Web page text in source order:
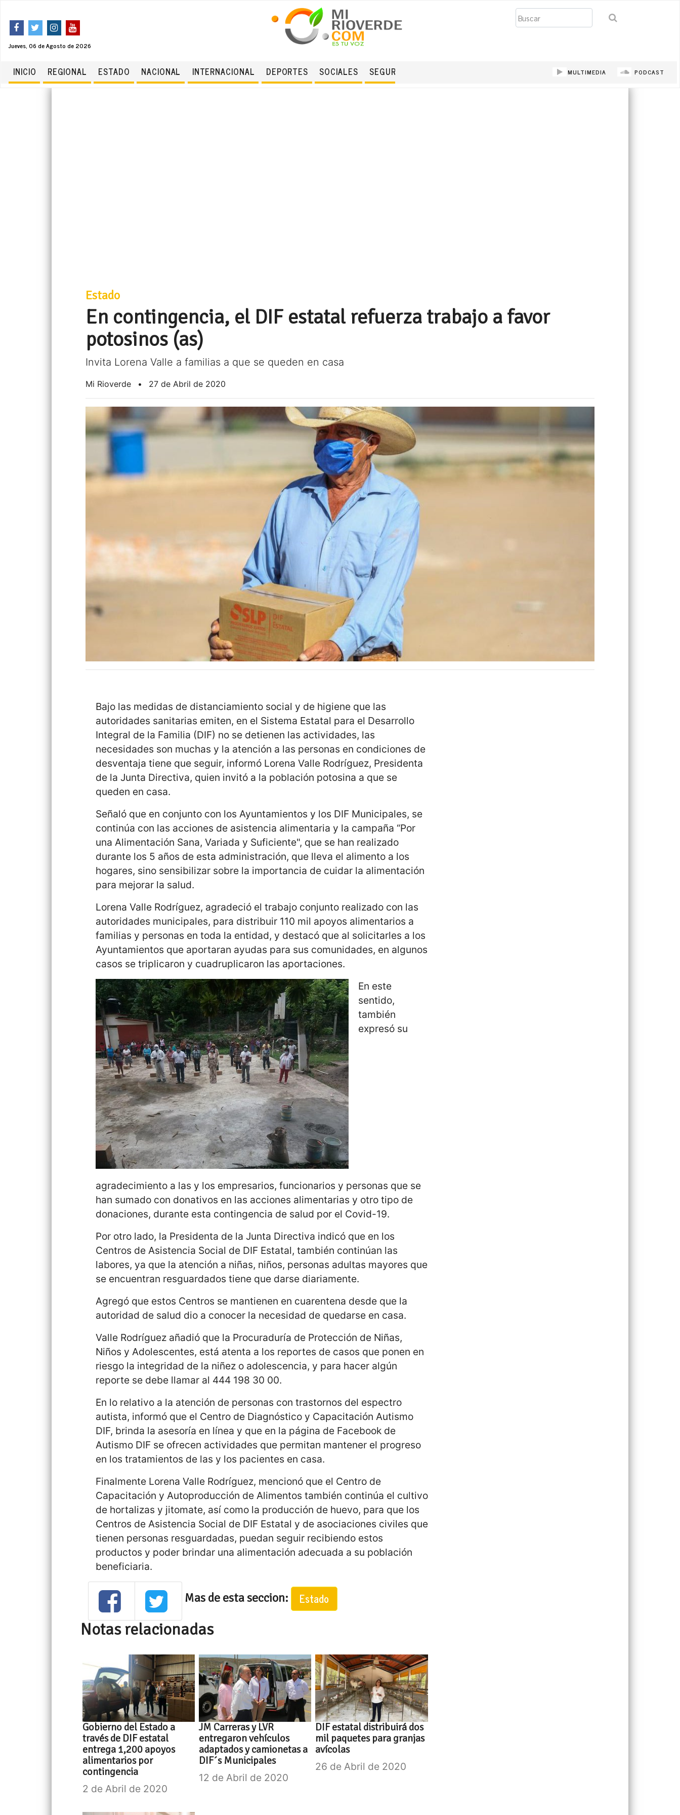
Jueves, 06 de Agosto de 2026
Buscar
INICIO REGIONAL ESTADO NACIONAL INTERNACIONAL DEPORTES SOCIALES SEGURIDAD MULTIMEDIA PODCAST
Estado
En contingencia, el DIF estatal refuerza trabajo a favor
potosinos (as)
Invita Lorena Valle a familias a que se queden en casa
Mi Rioverde • 27 de Abril de 2020
Bajo las medidas de distanciamiento social y de higiene que las
autoridades sanitarias emiten, en el Sistema Estatal para el Desarrollo
Integral de la Familia (DIF) no se detienen las actividades, las
necesidades son muchas y la atención a las personas en condiciones de
desventaja tiene que seguir, informó Lorena Valle Rodríguez, Presidenta
de la Junta Directiva, quien invitó a la población potosina a que se
queden en casa.
Señaló que en conjunto con los Ayuntamientos y los DIF Municipales, se
continúa con las acciones de asistencia alimentaria y la campaña “Por
una Alimentación Sana, Variada y Suficiente", que se han realizado
durante los 5 años de esta administración, que lleva el alimento a los
hogares, sino sensibilizar sobre la importancia de cuidar la alimentación
para mejorar la salud.
Lorena Valle Rodríguez, agradeció el trabajo conjunto realizado con las
autoridades municipales, para distribuir 110 mil apoyos alimentarios a
familias y personas en toda la entidad, y destacó que al solicitarles a los
Ayuntamientos que aportaran ayudas para sus comunidades, en algunos
casos se triplicaron y cuadruplicaron las aportaciones.
En este
sentido,
también
expresó su
agradecimiento a las y los empresarios, funcionarios y personas que se
han sumado con donativos en las acciones alimentarias y otro tipo de
donaciones, durante esta contingencia de salud por el Covid-19.
Por otro lado, la Presidenta de la Junta Directiva indicó que en los
Centros de Asistencia Social de DIF Estatal, también continúan las
labores, ya que la atención a niñas, niños, personas adultas mayores que
se encuentran resguardados tiene que darse diariamente.
Agregó que estos Centros se mantienen en cuarentena desde que la
autoridad de salud dio a conocer la necesidad de quedarse en casa.
Valle Rodríguez añadió que la Procuraduría de Protección de Niñas,
Niños y Adolescentes, está atenta a los reportes de casos que ponen en
riesgo la integridad de la niñez o adolescencia, y para hacer algún
reporte se debe llamar al 444 198 30 00.
En lo relativo a la atención de personas con trastornos del espectro
autista, informó que el Centro de Diagnóstico y Capacitación Autismo
DIF, brinda la asesoría en línea y que en la página de Facebook de
Autismo DIF se ofrecen actividades que permitan mantener el progreso
en los tratamientos de las y los pacientes en casa.
Finalmente Lorena Valle Rodríguez, mencionó que el Centro de
Capacitación y Autoproducción de Alimentos también continúa el cultivo
de hortalizas y jitomate, así como la producción de huevo, para que los
Centros de Asistencia Social de DIF Estatal y de asociaciones civiles que
tienen personas resguardadas, puedan seguir recibiendo estos
productos y poder brindar una alimentación adecuada a su población
beneficiaria.
Mas de esta seccion: Estado
Notas relacionadas
Gobierno del Estado a
través de DIF estatal
entrega 1,200 apoyos
alimentarios por
contingencia
2 de Abril de 2020
JM Carreras y LVR
entregaron vehículos
adaptados y camionetas a
DIF´s Municipales
12 de Abril de 2020
DIF estatal distribuirá dos
mil paquetes para granjas
avícolas
26 de Abril de 2020